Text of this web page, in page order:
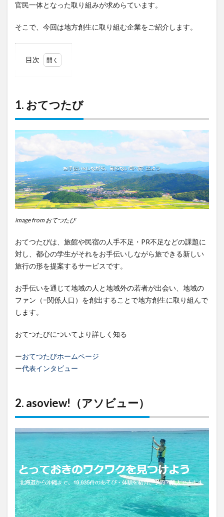
官民一体となった取り組みが求めらています。
そこで、今回は地方創生に取り組む企業をご紹介します。
目次
たび
asoview!
ュー）
3
3.
Lancers（ラ
ンサーズ）
4. リ
る
5
5.
6
6. 地
域ブ
ディ
研究
所
ペースマーケッ
ト）
8
め
1. おてつたび
image from おてつたび
おてつたびは、旅館や民宿の人手不足・PR不足などの課題に
対し、都心の学生がそれをお手伝いしながら旅できる新しい
旅行の形を提案するサービスです。
お手伝いを通じて地域の人と地域外の若者が出会い、地域の
ファン（=関係人口）を創出することで地方創生に取り組んで
します。
おてつたびについてより詳しく知る
ーおてつたびホームページ
ー代表インタビュー
2. asoview!（アソビュー）